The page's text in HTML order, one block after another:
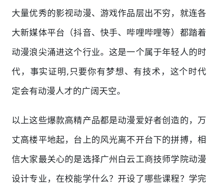
大量优秀的影视动漫、游戏作品层出不穷，就连各
大新媒体平台（抖音、快手、哔哩哔哩等）都踏着
动漫浪尖涌进这个行业。这是一个属于年轻人的时
代，事实证明,只要你有梦想、有技术，这个时代
定会有动漫人才的广阔天空。
以上这些爆款高精产品都是动漫爱好者创造的，万
丈高楼平地起，台上的风光离不开台下的拼搏，相
信大家最关心的是选择广州白云工商技师学院动漫
设计专业，在校能学什么？开设了哪些课程？学完